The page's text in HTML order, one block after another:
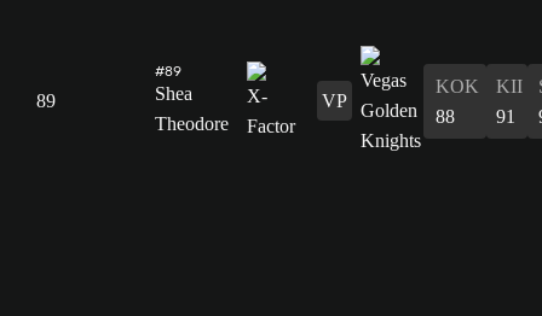
89
#89
Shea
Theodore
VP
KOK
88
KII
91